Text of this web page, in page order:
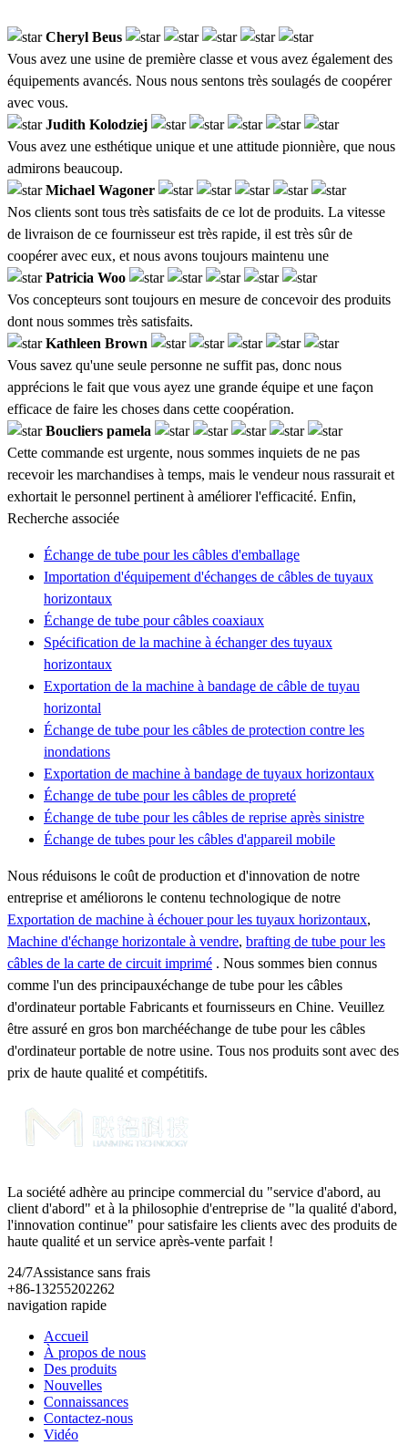
Cheryl Beus
Vous avez une usine de première classe et vous avez également des
équipements avancés. Nous nous sentons très soulagés de coopérer
avec vous.
Judith Kolodziej
Vous avez une esthétique unique et une attitude pionnière, que nous
admirons beaucoup.
Michael Wagoner
Nos clients sont tous très satisfaits de ce lot de produits. La vitesse
de livraison de ce fournisseur est très rapide, il est très sûr de
coopérer avec eux, et nous avons toujours maintenu une
Patricia Woo
Vos concepteurs sont toujours en mesure de concevoir des produits
dont nous sommes très satisfaits.
Kathleen Brown
Vous savez qu'une seule personne ne suffit pas, donc nous
apprécions le fait que vous ayez une grande équipe et une façon
efficace de faire les choses dans cette coopération.
Boucliers pamela
Cette commande est urgente, nous sommes inquiets de ne pas
recevoir les marchandises à temps, mais le vendeur nous rassurait et
exhortait le personnel pertinent à améliorer l'efficacité. Enfin,
Recherche associée
Échange de tube pour les câbles d'emballage
Importation d'équipement d'échanges de câbles de tuyaux
horizontaux
Échange de tube pour câbles coaxiaux
Spécification de la machine à échanger des tuyaux
horizontaux
Exportation de la machine à bandage de câble de tuyau
horizontal
Échange de tube pour les câbles de protection contre les
inondations
Exportation de machine à bandage de tuyaux horizontaux
Échange de tube pour les câbles de propreté
Échange de tube pour les câbles de reprise après sinistre
Échange de tubes pour les câbles d'appareil mobile
Nous réduisons le coût de production et d'innovation de notre
entreprise et améliorons le contenu technologique de notre
Exportation de machine à échouer pour les tuyaux horizontaux,
Machine d'échange horizontale à vendre, brafting de tube pour les
câbles de la carte de circuit imprimé . Nous sommes bien connus
comme l'un des principauxéchange de tube pour les câbles
d'ordinateur portable Fabricants et fournisseurs en Chine. Veuillez
être assuré en gros bon marchééchange de tube pour les câbles
d'ordinateur portable de notre usine. Tous nos produits sont avec des
prix de haute qualité et compétitifs.
La société adhère au principe commercial du "service d'abord, au
client d'abord" et à la philosophie d'entreprise de "la qualité d'abord,
l'innovation continue" pour satisfaire les clients avec des produits de
haute qualité et un service après-vente parfait !
24/7Assistance sans frais
+86-13255202262
navigation rapide
Accueil
À propos de nous
Des produits
Nouvelles
Connaissances
Contactez-nous
Vidéo